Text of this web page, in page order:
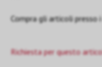
Compra gli articoli presso
Richiesta per questo